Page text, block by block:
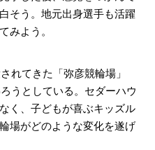
そう。地元出身選手も活躍
みよう。
れてきた「弥彦競輪場」
うとしている。セダーハウ
く、子どもが喜ぶキッズル
場がどのような変化を遂げ